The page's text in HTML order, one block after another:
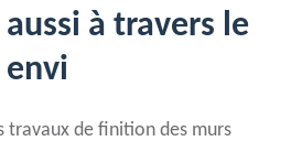
à travers le
envi
travaux de finition des murs